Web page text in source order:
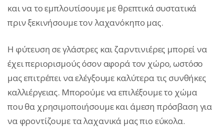
και να το εμπλουτίσουμε με θρεπτικά συστατικά
πριν ξεκινήσουμε τον λαχανόκηπο μας.
Η φύτευση σε γλάστρες και ζαρντινιέρες μπορεί να
έχει περιορισμούς όσον αφορά τον χώρο, ωστόσο
μας επιτρέπει να ελέγξουμε καλύτερα τις συνθήκες
καλλιέργειας. Μπορούμε να επιλέξουμε το χώμα
που θα χρησιμοποιήσουμε και άμεση πρόσβαση για
να φροντίζουμε τα λαχανικά μας πιο εύκολα.